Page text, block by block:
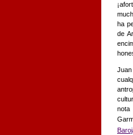
ha
de
nota